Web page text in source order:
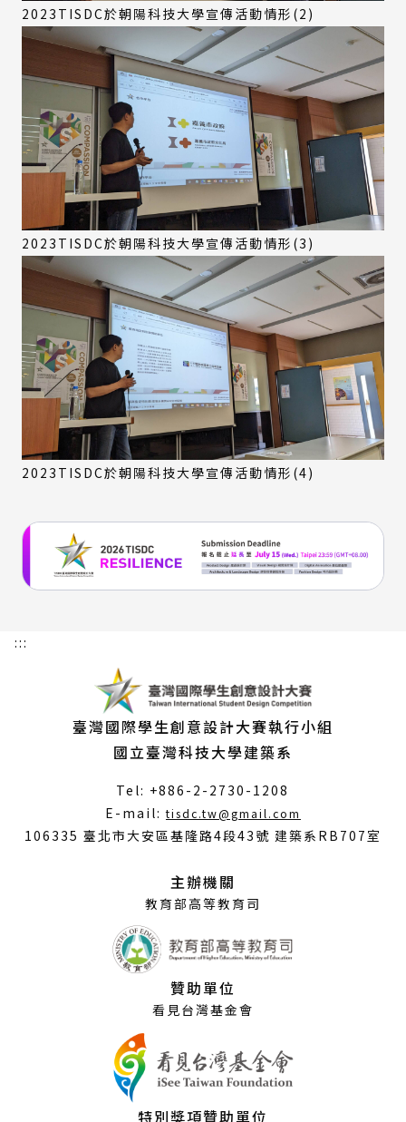
2023TISDC於朝陽科技大學宣傳活動情形(2)
2023TISDC於朝陽科技大學宣傳活動情形(3)
2023TISDC於朝陽科技大學宣傳活動情形(4)
:::
臺灣國際學生創意設計大賽執行小組
國立臺灣科技大學建築系
Tel: +886-2-2730-1208
E-mail:tisdc.tw@gmail.com
開
106335 臺北市大安區基隆路4段43號 建築系RB707室
主辦機關
教育部高等教育司
贊助單位
看見台灣基金會
特別獎項贊助單位